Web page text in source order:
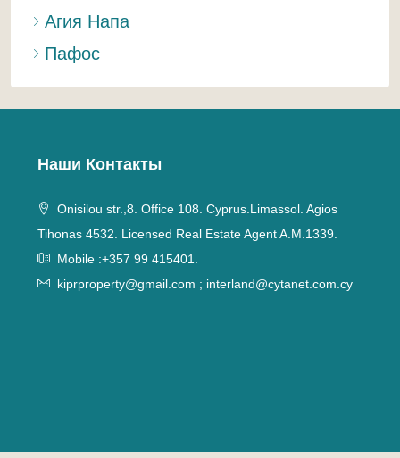
Агия Напа
Пафос
Наши Контакты
Onisilou str.,8. Office 108. Cyprus.Limassol. Agios
Tihonas 4532. Licensed Real Estate Agent A.M.1339.
Mobile :+357 99 415401.
kiprproperty@gmail.com ; interland@cytanet.com.cy